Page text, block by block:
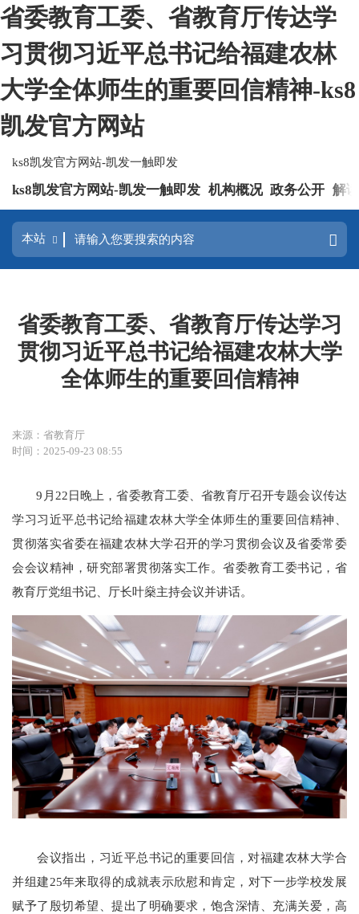
省委教育工委、省教育厅传达学
习贯彻习近平总书记给福建农林
大学全体师生的重要回信精神-ks8
凯发官方网站
ks8凯发官方网站-凯发一触即发
ks8凯发官方网站-凯发一触即发 机构概况 政务公开 解
省委教育工委、省教育厅传达学习
贯彻习近平总书记给福建农林大学
全体师生的重要回信精神
来源：省教育厅
时间：2025-09-23 08:55
9月22日晚上，省委教育工委、省教育厅召开专题会议传达
学习习近平总书记给福建农林大学全体师生的重要回信精神、
贯彻落实省委在福建农林大学召开的学习贯彻会议及省委常委
会会议精神，研究部署贯彻落实工作。省委教育工委书记，省
教育厅党组书记、厅长叶燊主持会议并讲话。
会议指出，习近平总书记的重要回信，对福建农林大学合
并组建25年来取得的成就表示欣慰和肯定，对下一步学校发展
赋予了殷切希望、提出了明确要求，饱含深情、充满关爱，高